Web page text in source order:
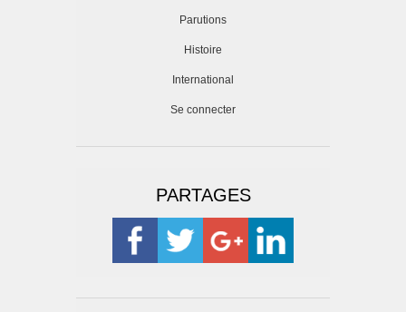
Parutions
Histoire
International
Se connecter
PARTAGES